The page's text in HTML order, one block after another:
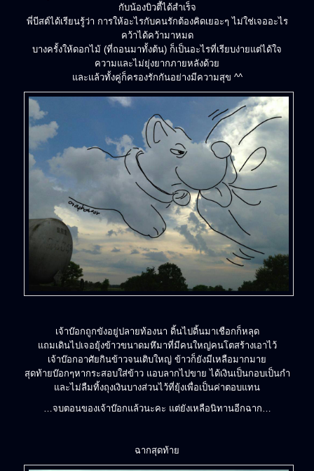
กับน้องบิวตี้ได้สำเร็จ
พี่บีสต์ได้เรียนรู้ว่า การให้อะไรกับคนรักต้องคิดเยอะๆ ไม่ใช่เจออะไร
คว้าได้คว้ามาหมด
บางครั้งให้ดอกไม้ (ที่ถอนมาทั้งต้น) ก็เป็นอะไรที่เรียบง่ายแต่ได้ใจ
ความและไม่ยุ่งยากภายหลังด้วย
และแล้วทั้งคู่ก็ครองรักกันอย่างมีความสุข ^^
เจ้าบ๊อกถูกขังอยู่ปลายท้องนา ดิ้นไปดิ้นมาเชือกก็หลุด
แถมเดินไปเจอยุ้งข้าวขนาดมหึมาที่มีคนใหญ่คนโตสร้างเอาไว้
เจ้าบ๊อกอาศัยกินข้าวจนเติบใหญ่ ข้าวก็ยังมีเหลือมากมาย
สุดท้ายบ๊อกๆหากระสอบใส่ข้าว แอบลากไปขาย ได้เงินเป็นกอบเป็นกำ
และไม่ลืมทิ้งถุงเงินบางส่วนไว้ที่ยุ้งเพื่อเป็นค่าตอบแทน
…จบตอนของเจ้าบ๊อกแล้วนะคะ แต่ยังเหลือนิทานอีกฉาก…
ฉากสุดท้าย